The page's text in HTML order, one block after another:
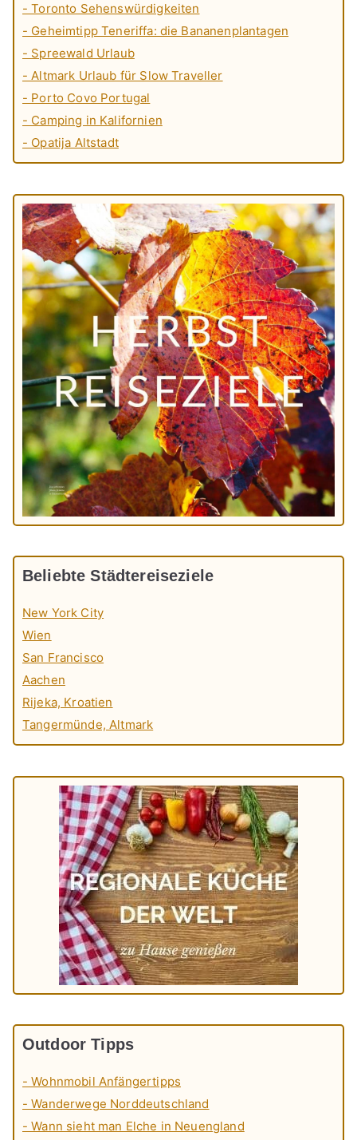
- Toronto Sehenswürdigkeiten
- Geheimtipp Teneriffa: die Bananenplantagen
- Spreewald Urlaub
- Altmark Urlaub für Slow Traveller
- Porto Covo Portugal
- Camping in Kalifornien
- Opatija Altstadt
Beliebte Städtereiseziele
New York City
Wien
San Francisco
Aachen
Rijeka, Kroatien
Tangermünde, Altmark
Outdoor Tipps
- Wohnmobil Anfängertipps
- Wanderwege Norddeutschland
- Wann sieht man Elche in Neuengland